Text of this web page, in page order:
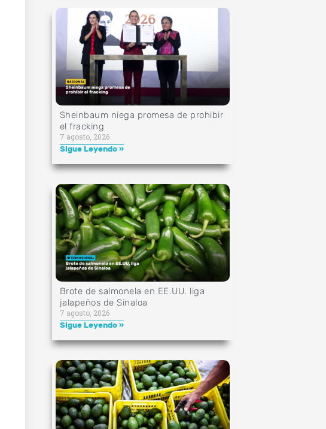
Sheinbaum niega promesa de prohibir
el fracking
7 agosto, 2026
Sigue Leyendo »
Brote de salmonela en EE.UU. liga
jalapeños de Sinaloa
7 agosto, 2026
Sigue Leyendo »